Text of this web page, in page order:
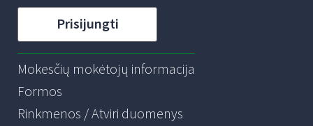
Prisijungti
Mokesčių mokėtojų informacija
Formos
Rinkmenos / Atviri duomenys